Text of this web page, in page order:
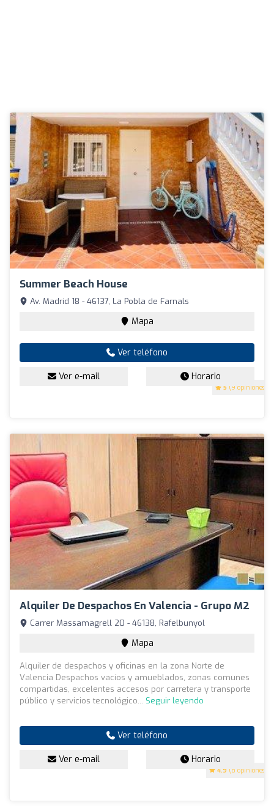
Summer Beach House
5 (9 opiniones)
Av. Madrid 18 - 46137, La Pobla de Farnals
Mapa
Ver teléfono
Ver e-mail Horario
Alquiler De Despachos En Valencia - Grupo M2
4.9 (8 opiniones)
Carrer Massamagrell 20 - 46138, Rafelbunyol
Mapa
Alquiler de despachos y oficinas en la zona Norte de
Valencia Despachos vacíos y amueblados, zonas comunes
compartidas, excelentes accesos por carretera y transporte
público y servicios tecnológico... Seguir leyendo
Ver teléfono
Ver e-mail Horario